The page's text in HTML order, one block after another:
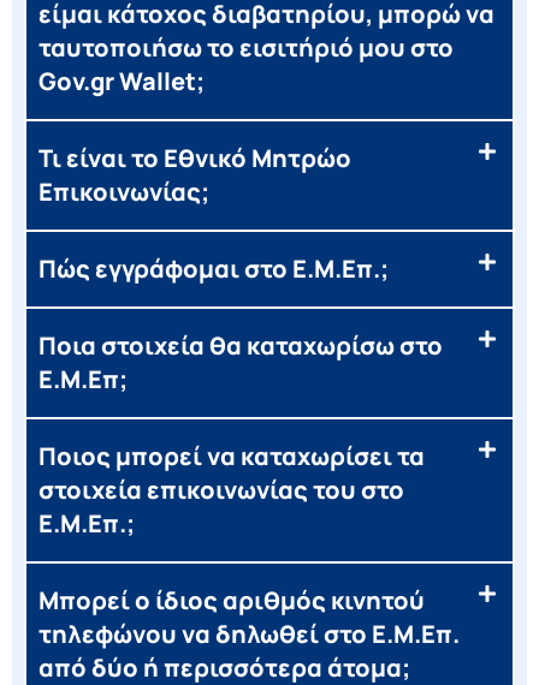
είμαι κάτοχος διαβατηρίου, μπορώ να
ταυτοποιήσω το εισιτήριό μου στο
Gov.gr Wallet;
Τι είναι το Εθνικό Μητρώο
Επικοινωνίας;
Πώς εγγράφομαι στο Ε.Μ.Επ.;
Ποια στοιχεία θα καταχωρίσω στο
Ε.Μ.Επ;
Ποιος μπορεί να καταχωρίσει τα
στοιχεία επικοινωνίας του στο
Ε.Μ.Επ.;
Μπορεί ο ίδιος αριθμός κινητού
τηλεφώνου να δηλωθεί στο Ε.Μ.Επ.
από δύο ή περισσότερα άτομα;